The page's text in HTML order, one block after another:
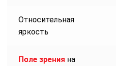
Относительная
яркость
Поле зренияна